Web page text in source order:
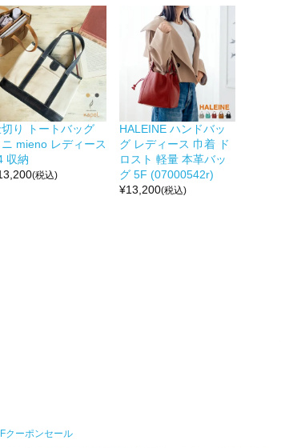
り トートバッグ
mieno レディース
収納
(税込)
HALEINE ハンドバッ
グ レディース 巾着 ド
ロスト 軽量 本革バッ
グ 5F (07000542r)
¥13,200(税込)
クーポンセール